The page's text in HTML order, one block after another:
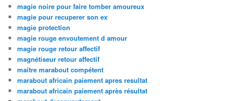
magie noire pour faire tomber amoureux
magie pour recuperer son ex
magie protection
magie rouge envoutement d amour
magie rouge retour affectif
magnétiseur retour affectif
maitre marabout compétent
marabout africain paiement apres resultat
marabout africain paiement après résultat